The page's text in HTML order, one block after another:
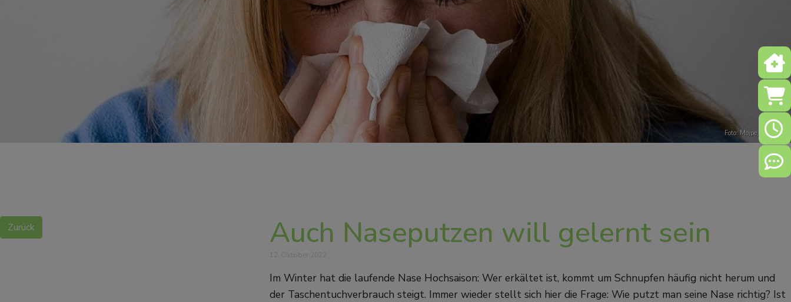
Shop
Foto: Mojpe, Pixabay
Zurück Auch Naseputzen will gelernt sein
Im Winter hat die laufende Nase Hochsaison: Wer erkältet ist, kommt um Schnupfen häufig nicht herum und
der Taschentuchverbrauch steigt. Immer wieder stellt sich hier die Frage: Wie putzt man seine Nase richtig? Ist